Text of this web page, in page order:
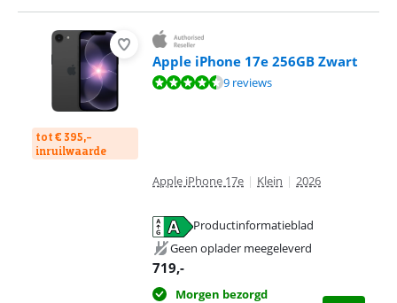
tot € 395,-
inruilwaarde
Apple iPhone 17e 256GB Zwart
Beoordeling is 8,9 van de 10, gebaseerd op 9 reviews.
9 reviews
Apple iPhone 17e | Klein | 2026
Productinformatieblad
Geen oplader meegeleverd
719,-
Morgen bezorgd